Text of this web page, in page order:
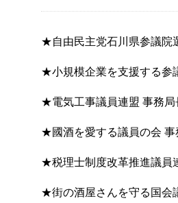
★自由民主党石川県参議院
★小規模企業を支援する参
★電気工事議員連盟 事務局
★國酒を愛する議員の会 事
★税理士制度改革推進議員
★街の酒屋さんを守る国会